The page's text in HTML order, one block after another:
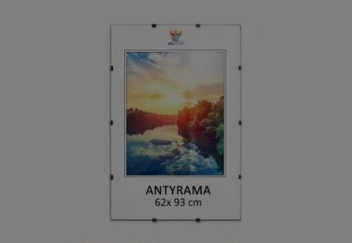
Ramka na zdjęcia 48 x 68,3 cm biała, z naturalnego drewna
60,99 zł